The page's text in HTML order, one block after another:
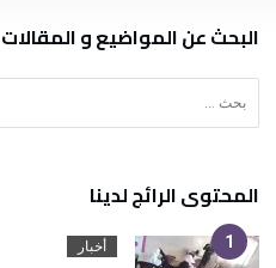
البحث عن المواضيع و المقالات
البحث عن:
المحتوى الرائج لدينا
أخبار